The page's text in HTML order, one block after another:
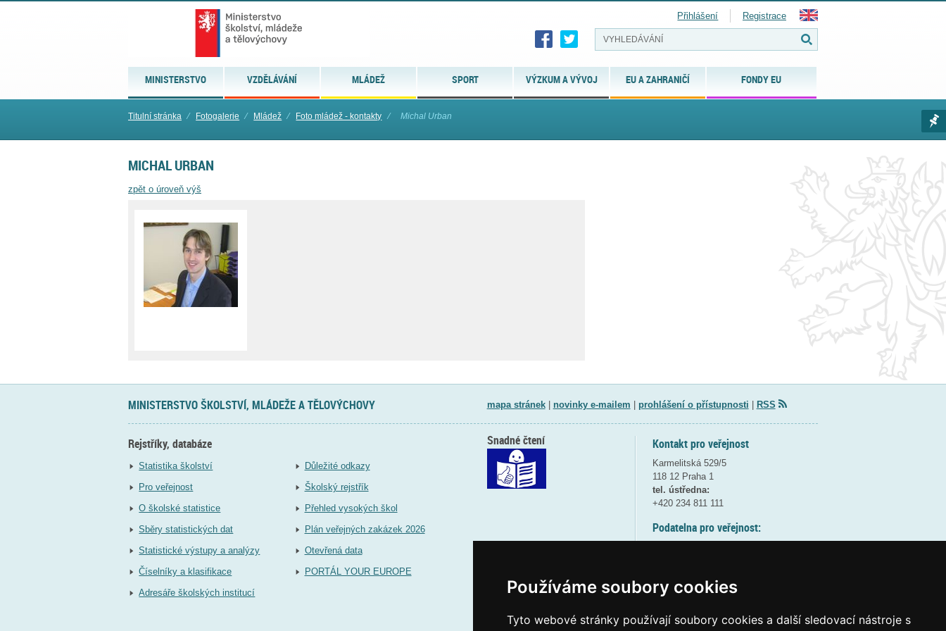
Používáme soubory cookies
Tyto webové stránky používají soubory cookies a další sledovací nástroje s
MINISTERSTVO VZDĚLÁVÁNÍ MLÁDEŽ SPORT VÝZKUM A VÝVOJ EU A ZAHRANIČÍ FONDY EU
Přihlášení Registrace
Titulní stránka ⁄ Fotogalerie ⁄ Mládež ⁄ Foto mládež - kontakty ⁄ Michal Urban
MICHAL URBAN
zpět o úroveň výš
MINISTERSTVO ŠKOLSTVÍ, MLÁDEŽE A TĚLOVÝCHOVY mapa stránek| novinky e-mailem prohlášení o přístupnosti RSS
Rejstříky, databáze
Statistika školství
Pro veřejnost
O školské statistice
Sběry statistických dat
Statistické výstupy a analýzy
Číselníky a klasifikace
Adresáře školských institucí
Důležité odkazy
Školský rejstřík
Přehled vysokých škol
Plán veřejných zakázek 2026
Otevřená data
PORTÁL YOUR EUROPE
Kontakt pro veřejnost
Karmelitská 529/5
118 12 Praha 1
tel. ústředna:
+420 234 811 111
Podatelna pro veřejnost:
(více informací
Snadné čtení